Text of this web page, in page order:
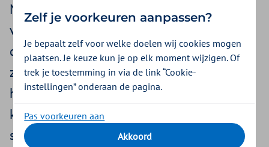
Na een bevalling hebben veel vrouwen last
van een verzwakte bekkenbodem. Je kunt
dan klachten krijgen zoals urineverlies, een
zwaar gevoel in je onderbuik of moeite met
het ophouden van plas of windjes. Gelukkig
kun je je bekkenbodem trainen om de
spieren te versterken. Drs. Ingeborg van
Zelf je voorkeuren aanpassen?
Je bepaalt zelf voor welke doelen wij cookies mogen
plaatsen. Je keuze kun je op elk moment wijzigen. Of
trek je toestemming in via de link “Cookie-
instellingen” onderaan de pagina.
Pas voorkeuren aan
Akkoord